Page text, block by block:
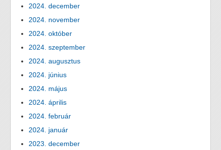
2024. december
2024. november
2024. október
2024. szeptember
2024. augusztus
2024. június
2024. május
2024. április
2024. február
2024. január
2023. december